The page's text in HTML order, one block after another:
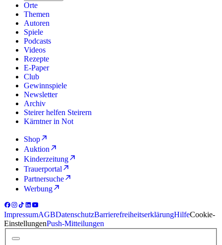
Orte
Themen
Autoren
Spiele
Podcasts
Videos
Rezepte
E-Paper
Club
Gewinnspiele
Newsletter
Archiv
Steirer helfen Steirern
Kärntner in Not
Shop
Auktion
Kinderzeitung
Trauerportal
Partnersuche
Werbung
ImpressumAGBDatenschutzBarrierefreiheitserklärungHilfeCookie-
EinstellungenPush-Mitteilungen